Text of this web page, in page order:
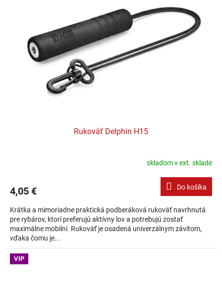
Rukoväť Delphin H15
skladom v ext. sklade
4,05 € Do košíka
Krátka a mimoriadne praktická podberáková rukoväť navrhnutá
pre rybárov, ktorí preferujú aktívny lov a potrebujú zostať
maximálne mobilní. Rukoväť je osadená univerzálnym závitom,
vďaka čomu je...
VIP